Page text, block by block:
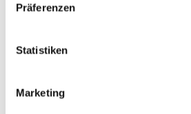
Präferenzen
Statistiken
Marketing